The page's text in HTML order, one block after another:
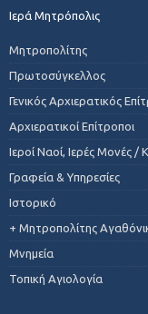
Ιερά Μητρόπολις
Μητροπολίτης
Πρωτοσύγκελλος
Γενικός Αρχιερατικός
Αρχιερατικοί Επίτροποι
Ιεροί Ναοί, Ιερές Μονές /
Γραφεία & Υπηρεσίες
Ιστορικό
+ Μητροπολίτης
Μνημεία
Τοπική Αγιολογία